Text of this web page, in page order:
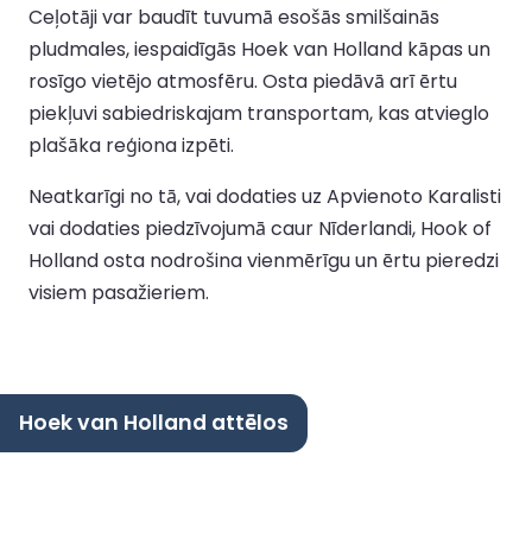
Ceļotāji var baudīt tuvumā esošās smilšainās
pludmales, iespaidīgās Hoek van Holland kāpas un
rosīgo vietējo atmosfēru. Osta piedāvā arī ērtu
piekļuvi sabiedriskajam transportam, kas atvieglo
plašāka reģiona izpēti.
Neatkarīgi no tā, vai dodaties uz Apvienoto Karalisti
vai dodaties piedzīvojumā caur Nīderlandi, Hook of
Holland osta nodrošina vienmērīgu un ērtu pieredzi
visiem pasažieriem.
Hoek van Holland attēlos